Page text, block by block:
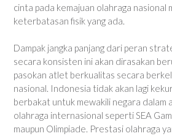
cinta pada kemajuan olahraga nasional
keterbatasan fisik yang ada.
Dampak jangka panjang dari peran
secara konsisten ini akan dirasakan
pasokan atlet berkualitas secara
nasional. Indonesia tidak akan lagi
berbakat untuk mewakili negara dalam
olahraga internasional seperti SEA
maupun Olimpiade. Prestasi olahraga